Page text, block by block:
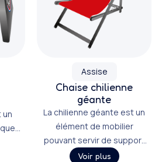
de
Assise
Chaise chilienne
géante
La chilienne géante est un
élément de mobilier
pouvant servir de support
de communication, et
Voir plus